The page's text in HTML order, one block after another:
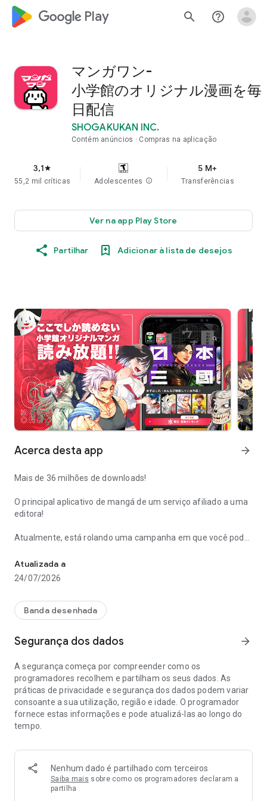
google_logo Play search help_outline
マンガワン-
小学館のオリジナル漫画を毎
日配信
SHOGAKUKAN INC.
Contém anúncios Compras na aplicação
3,1star
55,2 mil críticas Adolescentes info
5 M+
Transferências
Ver na app Play Store
Partilhar Adicionar à lista de desejos
Acerca desta app arrow_forward
Mais de 36 milhões de downloads!
O principal aplicativo de mangá de um serviço afiliado a uma
editora!
Atualmente, está rolando uma campanha em que você pode
primeiro download!
atualizadas diariamente, por dia da semana.
mídias, são adicionadas constantemente.
△▼△▼△▼Detalhes dos Pontos MangaONE△▼△▼△▼
① Obras originais que só podem ser lidas aqui são
atualizadas diariamente, por dia da semana.
Novos capítulos exclusivos são atualizados diariamente para
entediado.
Encontre suas obras favoritas.
Atualizada a
24/07/2026
Banda desenhada
Segurança dos dados arrow_forward
A segurança começa por compreender como os
programadores recolhem e partilham os seus dados. As
práticas de privacidade e segurança dos dados podem variar
consoante a sua utilização, região e idade. O programador
fornece estas informações e pode atualizá-las ao longo do
tempo.
Nenhum dado é partilhado com terceiros
Saiba mais sobre como os programadores declaram a
partilha